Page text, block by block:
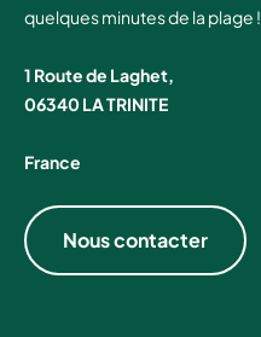
quelques minutes de la plage !
1 Route de Laghet,
06340 LA TRINITE
France
Nous contacter